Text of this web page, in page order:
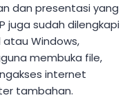
dan presentasi yang
juga sudah dilengkapi
Windows,
membuka file,
internet
tambahan.